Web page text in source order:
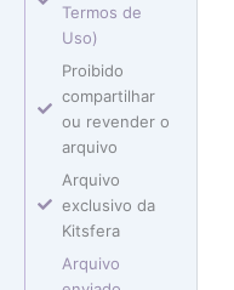
Termos de
Uso)
Proibido
compartilhar
ou revender o
arquivo
Arquivo
exclusivo da
Kitsfera
Arquivo